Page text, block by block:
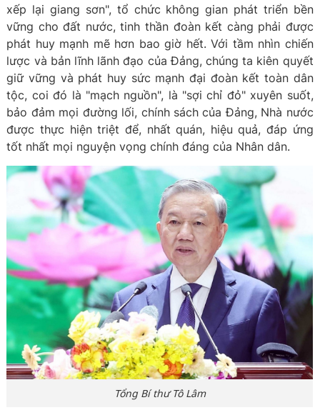
xếp lại giang sơn", tổ chức không gian phát triển bền
vững cho đất nước, tinh thần đoàn kết càng phải được
phát huy mạnh mẽ hơn bao giờ hết. Với tầm nhìn chiến
lược và bản lĩnh lãnh đạo của Đảng, chúng ta kiên quyết
giữ vững và phát huy sức mạnh đại đoàn kết toàn dân
tộc, coi đó là "mạch nguồn", là "sợi chỉ đỏ" xuyên suốt,
bảo đảm mọi đường lối, chính sách của Đảng, Nhà nước
được thực hiện triệt để, nhất quán, hiệu quả, đáp ứng
tốt nhất mọi nguyện vọng chính đáng của Nhân dân.
Tổng Bí thư Tô Lâm